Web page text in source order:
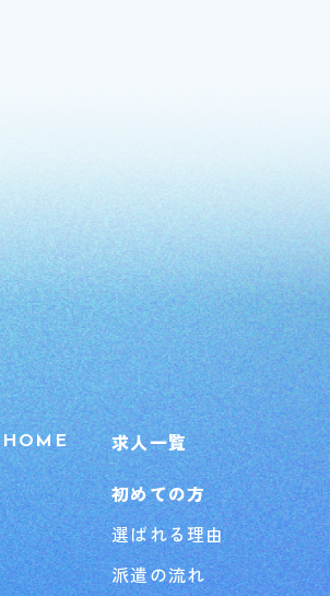
HOME
求人一覧
初めての方
選ばれる理由
派遣の流れ